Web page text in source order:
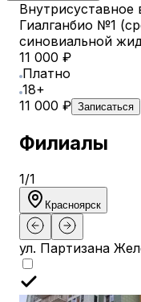
Внутрисуставное
Гиалганбио №1
синовиальной
11 000 ₽
Платно
18+
11 000 ₽ Записаться
Филиалы
1/1
Красноярск
ул. Партизана